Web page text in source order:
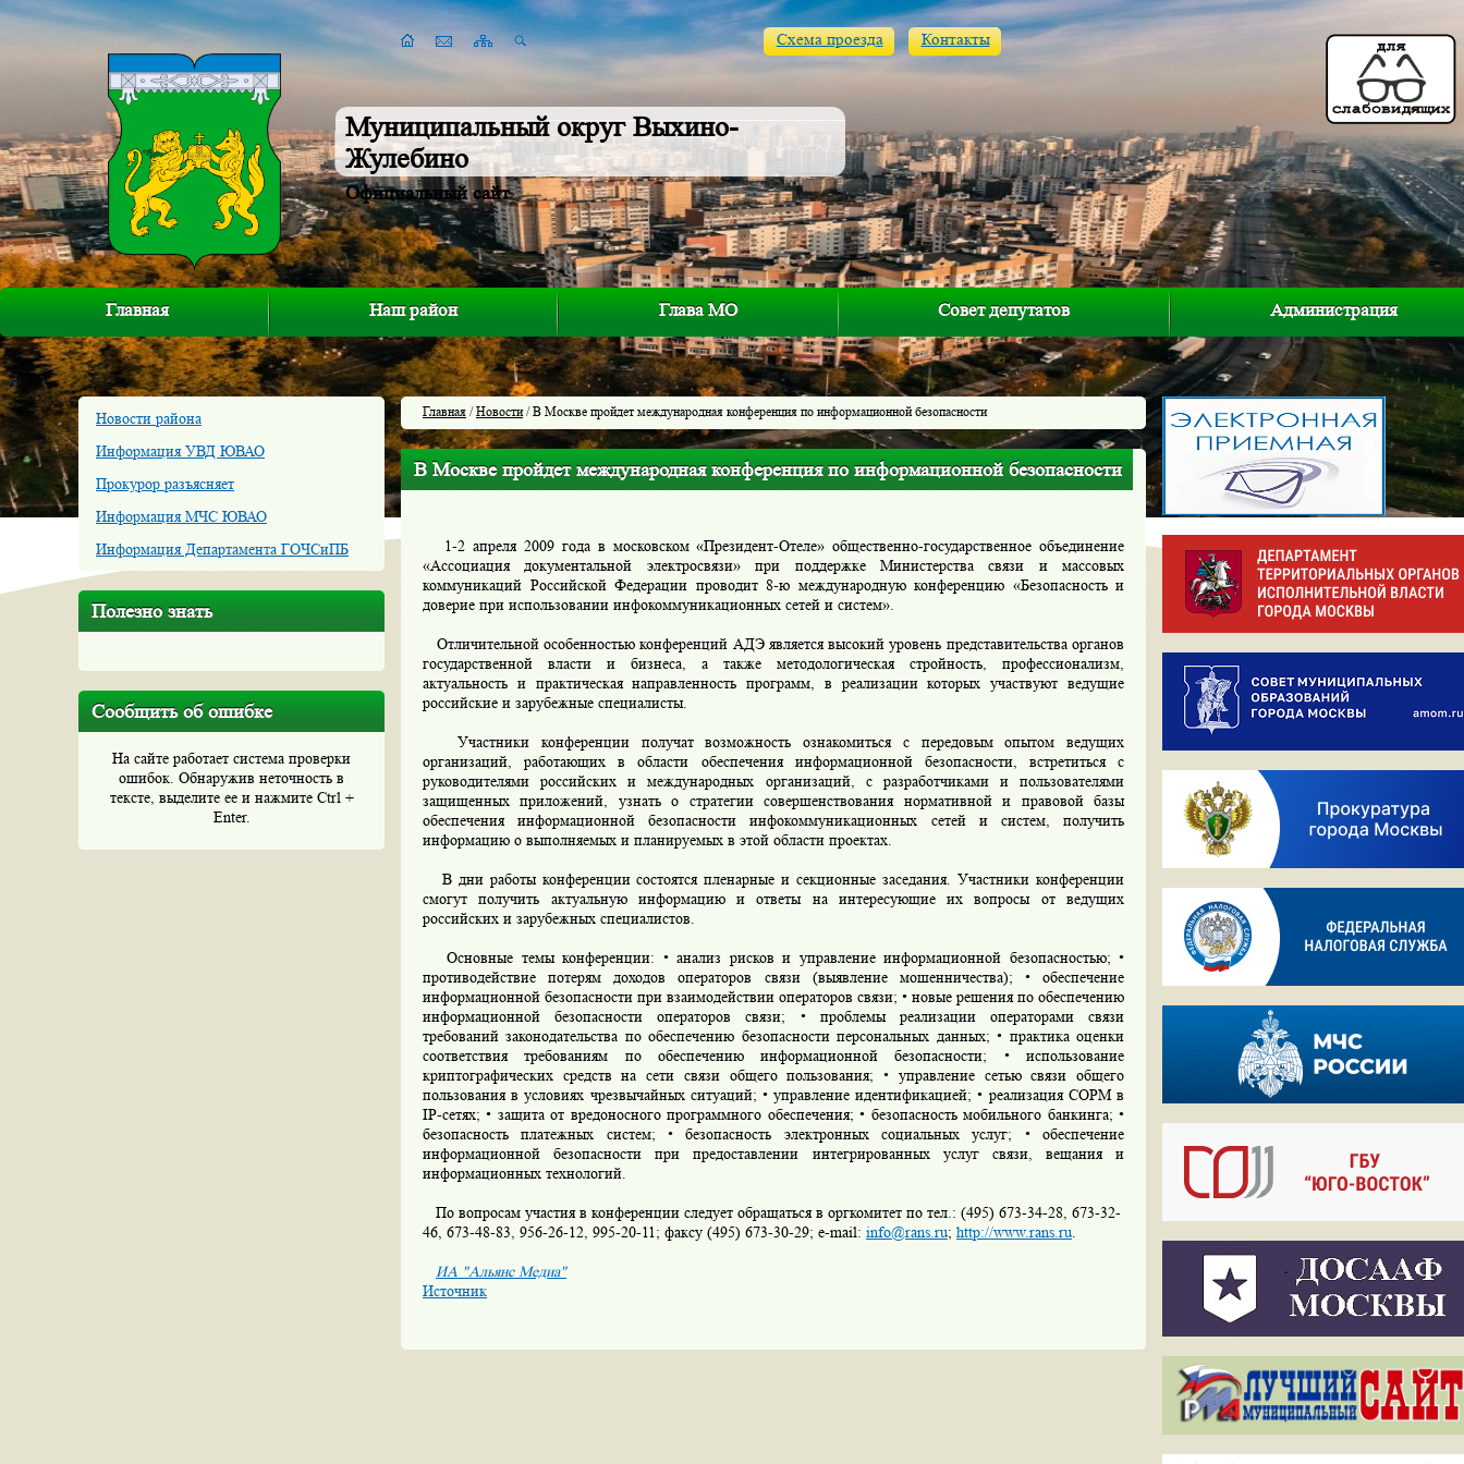
Муниципальный округ Выхино-
Жулебино
Официальный сайт
Схема проезда Контакты
Главная Наш район Глава МО Совет депутатов Администрация
Новости района
Информация УВД ЮВАО
Прокурор разъясняет
Информация МЧС ЮВАО
Информация Департамента ГОЧСиПБ
Полезно знать
Сообщить об ошибке
На сайте работает система проверки
ошибок. Обнаружив неточность в
тексте, выделите ее и нажмите Ctrl +
Enter.
Главная /Новости/ В Москве пройдет международная конференция по информационной безопасности
В Москве пройдет международная конференция по информационной безопасности
1-2 апреля 2009 года в московском «Президент-Отеле» общественно-государственное объединение
«Ассоциация документальной электросвязи» при поддержке Министерства связи и массовых
коммуникаций Российской Федерации проводит 8-ю международную конференцию «Безопасность и
доверие при использовании инфокоммуникационных сетей и систем».
Отличительной особенностью конференций АДЭ является высокий уровень представительства органов
государственной власти и бизнеса, а также методологическая стройность, профессионализм,
актуальность и практическая направленность программ, в реализации которых участвуют ведущие
российские и зарубежные специалисты.
Участники конференции получат возможность ознакомиться с передовым опытом ведущих
организаций, работающих в области обеспечения информационной безопасности, встретиться с
руководителями российских и международных организаций, с разработчиками и пользователями
защищенных приложений, узнать о стратегии совершенствования нормативной и правовой базы
обеспечения информационной безопасности инфокоммуникационных сетей и систем, получить
информацию о выполняемых и планируемых в этой области проектах.
В дни работы конференции состоятся пленарные и секционные заседания. Участники конференции
смогут получить актуальную информацию и ответы на интересующие их вопросы от ведущих
российских и зарубежных специалистов.
Основные темы конференции: • анализ рисков и управление информационной безопасностью; •
противодействие потерям доходов операторов связи (выявление мошенничества); • обеспечение
информационной безопасности при взаимодействии операторов связи; • новые решения по обеспечению
информационной безопасности операторов связи; • проблемы реализации операторами связи
требований законодательства по обеспечению безопасности персональных данных; • практика оценки
соответствия требованиям по обеспечению информационной безопасности; • использование
криптографических средств на сети связи общего пользования; • управление сетью связи общего
пользования в условиях чрезвычайных ситуаций; • управление идентификацией; • реализация СОРМ в
IP-сетях; • защита от вредоносного программного обеспечения; • безопасность мобильного банкинга; •
безопасность платежных систем; • безопасность электронных социальных услуг; • обеспечение
информационной безопасности при предоставлении интегрированных услуг связи, вещания и
информационных технологий.
По вопросам участия в конференции следует обращаться в оргкомитет по тел.: (495) 673-34-28, 673-32-
46, 673-48-83, 956-26-12, 995-20-11; факсу (495) 673-30-29; e-mail: info@rans.ru; http://www.rans.ru
ИА "Альянс Медиа"
Источник